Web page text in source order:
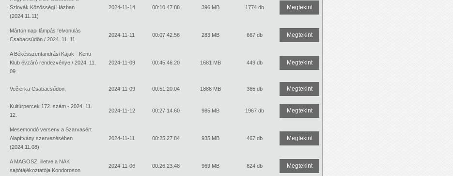
Szlovák Közösségi Házban
(2024.11.11)
2024-11-14 00:10:47.88 396 MB 1774 db Megtekint
Márton napi lámpás felvonulás
Csabacsűdön / 2024. 11. 11
2024-11-11 00:07:42.56 283 MB 667 db Megtekint
A Békésszentandrási Kajak - Kenu
Klub évzáró rendezvénye / 2024. 11.
09.
2024-11-09 00:45:46.20 1681 MB 449 db Megtekint
Večierka Csabacsűdön, 2024-11-09 00:51:20.04 1886 MB 365 db Megtekint
Kultúrpercek 172. szám - 2024. 11.
12.
2024-11-12 00:27:14.60 985 MB 1967 db Megtekint
Mesemondó verseny a Szarvasért
Alapítvány szervezésében
(2024.11.08)
2024-11-11 00:25:27.84 935 MB 467 db Megtekint
A MAGOSZ, illetve a NAK
sajtótájékoztatója Kondoroson
2024-11-06 00:26:23.48 969 MB 824 db Megtekint